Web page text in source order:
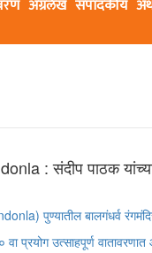
अग्रलेख संपादकीय
: संदीप पाठक
पुण्यातील बालगंधर्व
प्रयोग उत्साहपूर्ण